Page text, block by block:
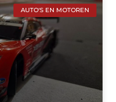
AUTO'S EN MOTOREN